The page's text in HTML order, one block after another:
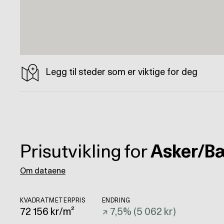
Legg til steder som er viktige for deg
Prisutvikling forAsker/
Om dataene
KVADRATMETERPRIS
72 156 kr/m²
ENDRING
↗ 7,5% (5 062 kr)